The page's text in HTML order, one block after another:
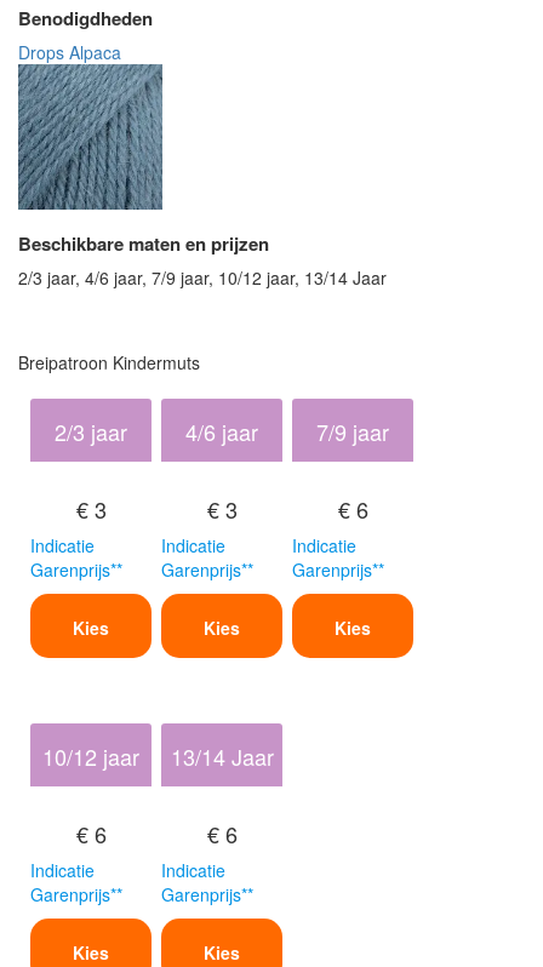
Benodigdheden
Drops Alpaca
Beschikbare maten en prijzen
2/3 jaar, 4/6 jaar, 7/9 jaar, 10/12 jaar, 13/14 Jaar
Breipatroon Kindermuts
2/3 jaar
€ 3
Indicatie
Garenprijs**
Kies
4/6 jaar
€ 3
Indicatie
Garenprijs**
Kies
7/9 jaar
€ 6
Indicatie
Garenprijs**
Kies
10/12 jaar
€ 6
Indicatie
Garenprijs**
Kies
13/14 Jaar
€ 6
Indicatie
Garenprijs**
Kies